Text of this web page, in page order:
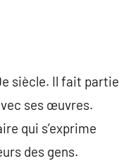
siècle. Il fait partie
ses œuvres.
qui s’exprime
des gens.